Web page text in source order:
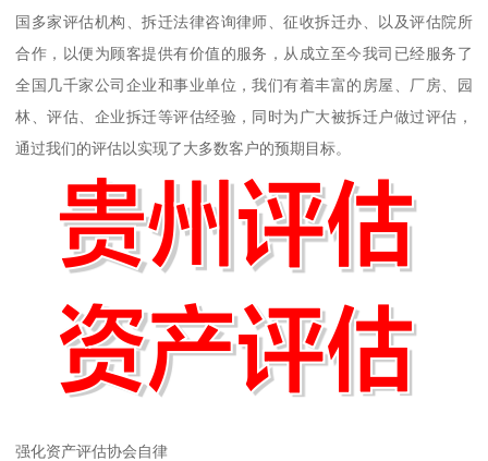
国多家评估机构、拆迁法律咨询律师、征收拆迁办、以及评估院所
合作，以便为顾客提供有价值的服务，从成立至今我司已经服务了
全国几千家公司企业和事业单位，我们有着丰富的房屋、厂房、园
林、评估、企业拆迁等评估经验，同时为广大被拆迁户做过评估，
通过我们的评估以实现了大多数客户的预期目标。
强化资产评估协会自律